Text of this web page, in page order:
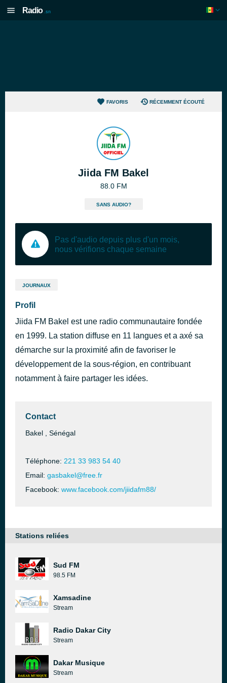
Radio .sn
FAVORIS RÉCEMMENT ÉCOUTÉ
Jiida FM Bakel
88.0 FM
SANS AUDIO?
Pas d'audio depuis plus d'un mois,
nous vérifions chaque semaine
JOURNAUX
Profil
Jiida FM Bakel est une radio communautaire fondée
en 1999. La station diffuse en 11 langues et a axé sa
démarche sur la proximité afin de favoriser le
développement de la sous-région, en contribuant
notamment à faire partager les idées.
Contact
Bakel , Sénégal
Téléphone: 221 33 983 54 40
Email: gasbakel@free.fr
Facebook: www.facebook.com/jiidafm88/
Stations reliées
Sud FM
98.5 FM
Xamsadine
Stream
Radio Dakar City
Stream
Dakar Musique
Stream